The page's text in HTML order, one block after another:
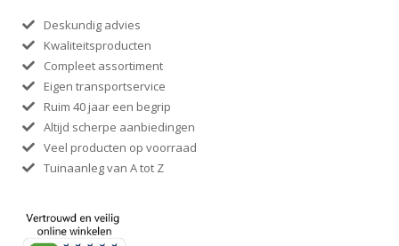
Deskundig advies
Kwaliteitsproducten
Compleet assortiment
Eigen transportservice
Ruim 40 jaar een begrip
Altijd scherpe aanbiedingen
Veel producten op voorraad
Tuinaanleg van A tot Z